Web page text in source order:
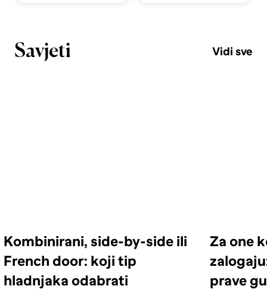
Savjeti Vidi sve
Kombinirani, side-by-side ili
French door: koji tip
hladnjaka odabrati
Za one
prave